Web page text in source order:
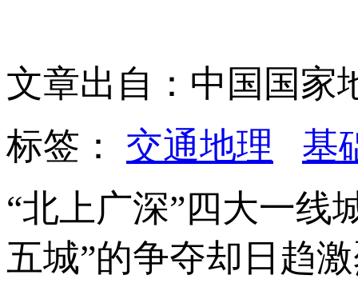
文章出自：中国国家
标签： 交通地理
基
“北上广深”四大一线
五城”的争夺却日趋